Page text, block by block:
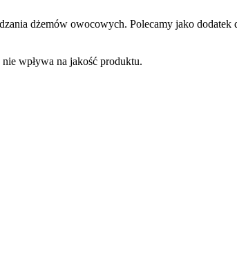
dżemów owocowych. Polecamy jako dodatek
wpływa na jakość produktu.